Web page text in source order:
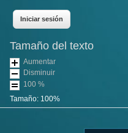
Tamaño del texto
Aumentar
Disminuir
100 %
Tamaño: 100%